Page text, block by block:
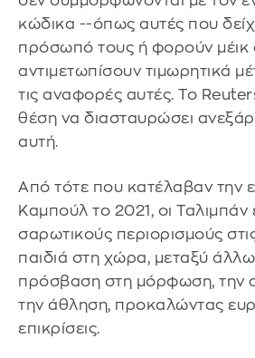
κώδικα --όπως αυτές που
πρόσωπό τους ή φορούν μέικ
αντιμετωπίσουν τιμωρητικά
τις αναφορές αυτές. Το
θέση να διασταυρώσει
αυτή.
Από τότε που κατέλαβαν την
Καμπούλ το 2021, οι Ταλιμπάν
σαρωτικούς περιορισμούς
παιδιά στη χώρα, μεταξύ
πρόσβαση στη μόρφωση, την
την άθληση, προκαλώντας
επικρίσεις.